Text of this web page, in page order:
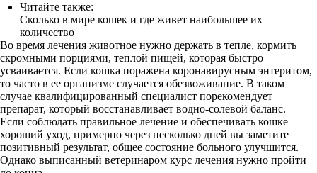
Читайте также:
Сколько в мире кошек и где живет наибольшее их
количество
Во время лечения животное нужно держать в тепле, кормить
скромными порциями, теплой пищей, которая быстро
усваивается. Если кошка поражена коронавирусным энтеритом,
то часто в ее организме случается обезвоживание. В таком
случае квалифицированный специалист порекомендует
препарат, который восстанавливает водно-солевой баланс.
Если соблюдать правильное лечение и обеспечивать кошке
хороший уход, примерно через несколько дней вы заметите
позитивный результат, общее состояние больного улучшится.
Однако выписанный ветеринаром курс лечения нужно пройти